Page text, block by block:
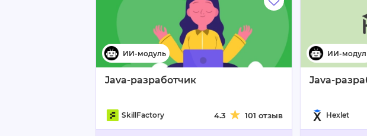
Java-разработчик
SkillFactory 4.3 101 отзыв
Java-
Hexlet